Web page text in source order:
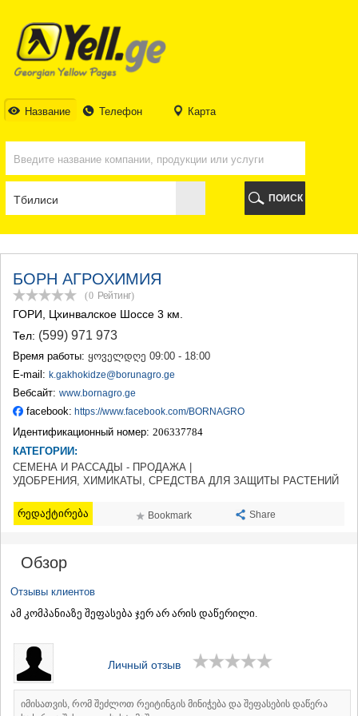
Название Телефон Карта
ТБИЛИСИ
ТБИЛИСИ
АБХАЗИЯ
ГАЛИ
БАТУМИ
КОБУЛЕТИ
ШУАХЕВИ
ЧАКВИ
ОЗУРГЕТИ
ЧОХАТАУРИ
УРЕКИ
ИМЕРЕТИЯ
БАГДАТИ
ВАНИ
ЗЕСТАФОНИ
ТЕРДЖОЛА
САМТРЕДИА
ТКИБУЛИ
КУТАИСИ
ЦКАЛТУБО
ЧИАТУРА
ХАРАГАУЛИ
КАХЕТИЯ
ДЕДОПЛИСЦКАРО
ЛАГОДЕХИ
САГАРЕДЖО
КВАРЕЛИ
ЦНОРИ
МЦХЕТА-МТИАНЕТИ
ТИАНЕТИ
ПОИСК
БОРН АГРОХИМИЯ
(0 Рейтинг)
ГОРИ , Цхинвалское Шоссе 3 км.
Тел: (599) 971 973
Время работы: ყოველდღე 09:00 - 18:00
E-mail: k.gakhokidze@borunagro.ge
Вебсайт: www.bornagro.ge
facebook: https://www.facebook.com/BORNAGRO
Идентификационный номер: 206337784
КАТЕГОРИИ:
СЕМЕНА И РАССАДЫ - ПРОДАЖА |
УДОБРЕНИЯ, ХИМИКАТЫ, СРЕДСТВА ДЛЯ ЗАЩИТЫ РАСТЕНИЙ
რედაქტირება Bookmark Share
Обзор
Отзывы клиентов
ამ კომპანიაზე შეფასება ჯერ არ არის დაწერილი.
Личный отзыв
იმისათვის, რომ შეძლოთ რეიტინგის მინიჭება და შეფასების დაწერა